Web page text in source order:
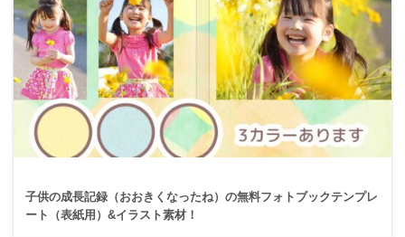
子供の成長記録（おおきくなったね）の無料フォトブックテンプレ
ート（表紙用）&イラスト素材！